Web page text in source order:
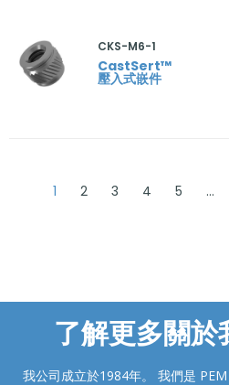
CKS-M6-1
CastSert™
壓入式嵌件
1 2 3 4 5 …
了解更多關
我公司成立於1984年。 我們是